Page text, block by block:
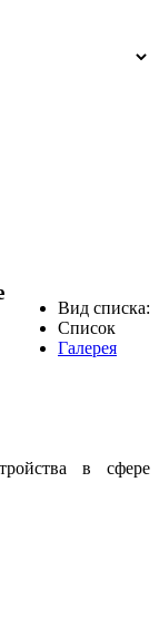
Вид списка:
Список
Галерея
в сфере